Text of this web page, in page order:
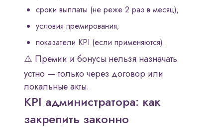
сроки выплаты (не реже 2 раз в месяц);
условия премирования;
показатели KPI (если применяются).
⚠️ Премии и бонусы нельзя назначать
устно — только через договор или
локальные акты.
KPI администратора: как
закрепить законно